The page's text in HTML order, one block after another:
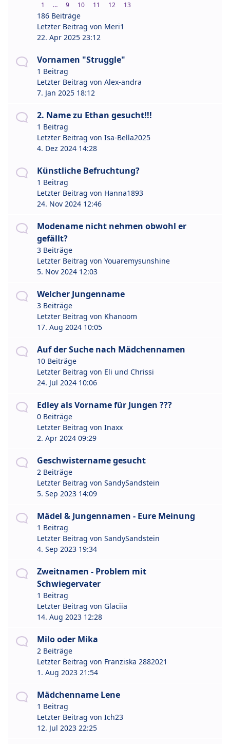
1 … 9 10 11 12 13
186 Beiträge
Letzter Beitrag von Meri1
22. Apr 2025 23:12
Vornamen "Struggle"
1 Beitrag
Letzter Beitrag von Alex-andra
7. Jan 2025 18:12
2. Name zu Ethan gesucht!!!
1 Beitrag
Letzter Beitrag von Isa-Bella2025
4. Dez 2024 14:28
Künstliche Befruchtung?
1 Beitrag
Letzter Beitrag von Hanna1893
24. Nov 2024 12:46
Modename nicht nehmen obwohl er
gefällt?
3 Beiträge
Letzter Beitrag von Youaremysunshine
5. Nov 2024 12:03
Welcher Jungenname
3 Beiträge
Letzter Beitrag von Khanoom
17. Aug 2024 10:05
Auf der Suche nach Mädchennamen
10 Beiträge
Letzter Beitrag von Eli und Chrissi
24. Jul 2024 10:06
Edley als Vorname für Jungen ???
0 Beiträge
Letzter Beitrag von Inaxx
2. Apr 2024 09:29
Geschwistername gesucht
2 Beiträge
Letzter Beitrag von SandySandstein
5. Sep 2023 14:09
Mädel & Jungennamen - Eure Meinung
1 Beitrag
Letzter Beitrag von SandySandstein
4. Sep 2023 19:34
Zweitnamen - Problem mit
Schwiegervater
1 Beitrag
Letzter Beitrag von Glaciia
14. Aug 2023 12:28
Milo oder Mika
2 Beiträge
Letzter Beitrag von Franziska 2882021
1. Aug 2023 21:54
Mädchenname Lene
1 Beitrag
Letzter Beitrag von Ich23
12. Jul 2023 22:25